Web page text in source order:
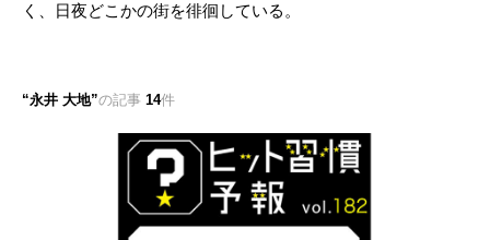
く、日夜どこかの街を徘徊している。
永井 大地 の記事 14件